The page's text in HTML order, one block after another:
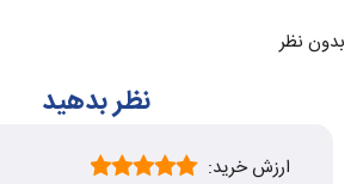
بدون نظر
نظر بدهید
ارزش خرید: